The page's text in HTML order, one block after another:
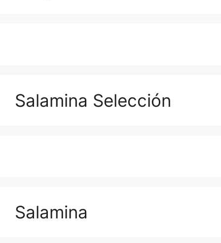
Salamina Selección
Salamina